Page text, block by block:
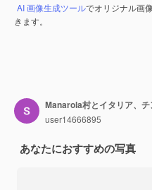
AI 画像生成ツールでオリジナル画
きます。
user14666895
あなたにおすすめの写真